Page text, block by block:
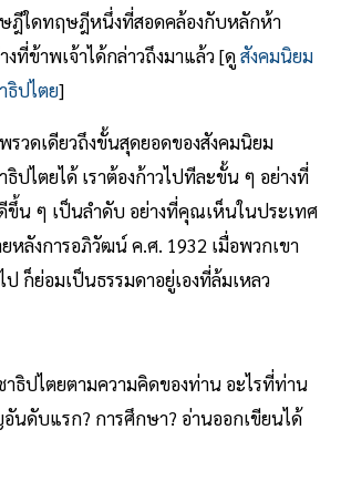
ฎีใดทฤษฎีหนึ่งที่สอดคล้องกับหลักห้า
งที่ข้าพเจ้าได้กล่าวถึงมาแล้ว [ดูสังคมนิยม
ธิปไตย]
รวดเดียวถึงขั้นสุดยอดของสังคมนิยม
ปไตยได้ เราต้องก้าวไปทีละขั้น ๆ อย่างที่
ขึ้น ๆ เป็นลําดับ อย่างที่คุณเห็นในประเทศ
หลังการอภิวัฒน์ ค.ศ. 1932 เมื่อพวกเขา
ป ก็ย่อมเป็นธรรมดาอยู่เองที่ล้มเหลว
ธิปไตยตามความคิดของท่าน อะไรที่ท่าน
นดับแรก? การศึกษา? อ่านออกเขียนได้